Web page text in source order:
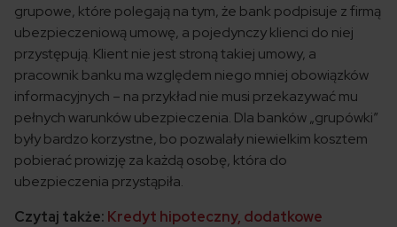
grupowe, które polegają na tym, że bank podpisuje z firmą
ubezpieczeniową umowę, a pojedynczy klienci do niej
przystępują. Klient nie jest stroną takiej umowy, a
pracownik banku ma względem niego mniej obowiązków
informacyjnych – na przykład nie musi przekazywać mu
pełnych warunków ubezpieczenia. Dla banków „grupówki”
były bardzo korzystne, bo pozwalały niewielkim kosztem
pobierać prowizję za każdą osobę, która do
ubezpieczenia przystąpiła.
Czytaj także: Kredyt hipoteczny, dodatkowe